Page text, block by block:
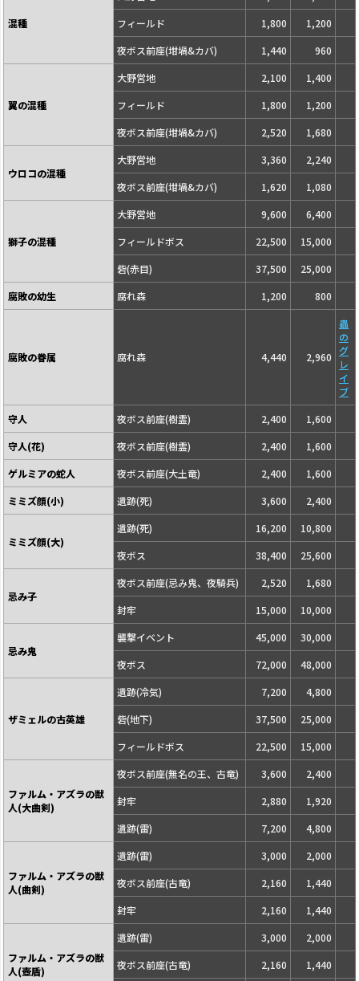
混種
フィールド
1,800
1,200
夜ボス前座(坩堝&カバ)
1,440 960
翼の混種
大野営地 2,100
1,400
フィールド
1,800
1,200
夜ボス前座(坩堝&カバ)
2,520 1,680
ウロコの混種
大野営地 3,360
2,240
夜ボス前座(坩堝&カバ)
1,620 1,080
獅子の混種
大野営地 9,600
6,400
フィールドボス
22,500
15,000
砦(赤目)
37,500
25,000
腐敗の幼生
腐れ森 1,200 800
腐敗の眷属 腐れ森 4,440 2,960
蟲
の
グ
レ
イ
ブ
守人
夜ボス前座(樹霊) 2,400
1,600
守人(花)
夜ボス前座(樹霊) 2,400
1,600
ゲルミアの蛇人
夜ボス前座(大土竜) 2,400
1,600
ミミズ顔(小)
遺跡(死) 3,600 2,400
ミミズ顔(大)
遺跡(死) 16,200
10,800
夜ボス
38,400 25,600
忌み子
夜ボス前座(忌み鬼、夜騎兵) 2,520
1,680
封牢
15,000 10,000
忌み鬼
襲撃イベント 45,000
30,000
夜ボス
72,000 48,000
ザミェルの古英雄
遺跡(冷気) 7,200
4,800
砦(地下)
37,500
25,000
フィールドボス
22,500 15,000
ファルム・アズラの獣
人(大曲剣)
夜ボス前座(無名の王、古竜) 3,600
2,400
封牢
2,880
1,920
遺跡(雷)
7,200 4,800
ファルム・アズラの獣
人(曲剣)
遺跡(雷) 3,000
2,000
夜ボス前座(古竜)
2,160
1,440
封牢
2,160 1,440
ファルム・アズラの獣
人(壺盾)
遺跡(雷) 3,000
2,000
夜ボス前座(古竜)
2,160
1,440